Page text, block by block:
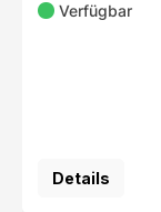
Verfügbar
Details